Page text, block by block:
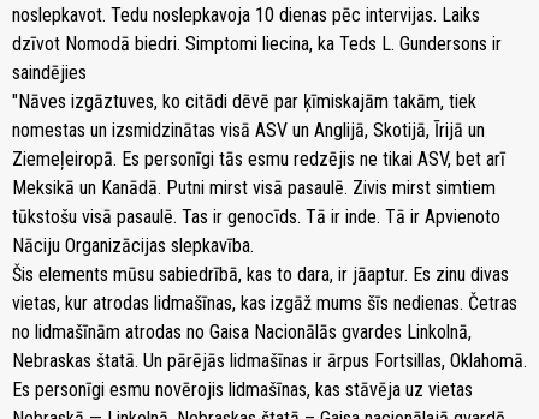
noslepkavot. Tedu noslepkavoja 10 dienas pēc intervijas. Laiks
dzīvot Nomodā biedri. Simptomi liecina, ka Teds L. Gundersons ir
saindējies
"Nāves izgāztuves, ko citādi dēvē par ķīmiskajām takām, tiek
nomestas un izsmidzinātas visā ASV un Anglijā, Skotijā, Īrijā un
Ziemeļeiropā. Es personīgi tās esmu redzējis ne tikai ASV, bet arī
Meksikā un Kanādā. Putni mirst visā pasaulē. Zivis mirst simtiem
tūkstošu visā pasaulē. Tas ir genocīds. Tā ir inde. Tā ir Apvienoto
Nāciju Organizācijas slepkavība.
Šis elements mūsu sabiedrībā, kas to dara, ir jāaptur. Es zinu divas
vietas, kur atrodas lidmašīnas, kas izgāž mums šīs nedienas. Četras
no lidmašīnām atrodas no Gaisa Nacionālās gvardes Linkolnā,
Nebraskas štatā. Un pārējās lidmašīnas ir ārpus Fortsillas, Oklahomā.
Es personīgi esmu novērojis lidmašīnas, kas stāvēja uz vietas